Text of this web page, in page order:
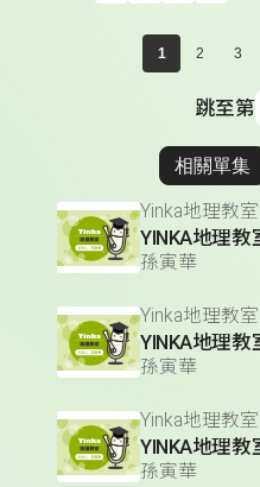
1 2 3
跳至第
相關單集
Yinka地理教室
YINKA地理
孫寅華
Yinka地理教室
YINKA地理
孫寅華
Yinka地理教室
YINKA地理
孫寅華